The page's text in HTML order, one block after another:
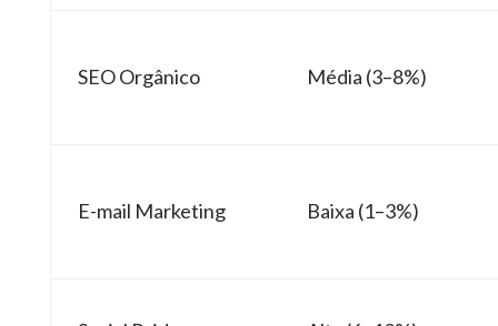
SEO Orgânico Média (3–8%)
E-mail Marketing Baixa (1–3%)